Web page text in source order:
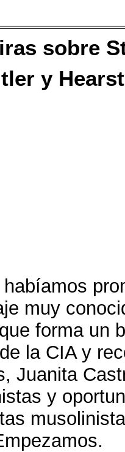
sobre
y
muy
forma un
la CIA y
Juanita
y